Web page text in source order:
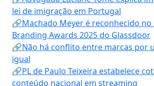
lei de imigração em Portugal
🔗Machado Meyer é reconhecido no
Branding Awards 2025 do Glassdoor
🔗Não há conflito entre marcas por
igual
🔗PL de Paulo Teixeira estabelece
conteúdo nacional em streaming